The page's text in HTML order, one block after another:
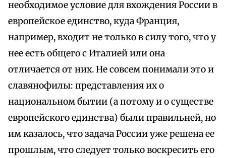
необходимое условие для вхождения России в
европейское единство, куда Франция,
например, входит не только в силу того, что у
нее есть общего с Италией или она
отличается от них. Не совсем понимали это и
славянофилы: представления их о
национальном бытии (а потому и о существе
европейского единства) были правильней, но
им казалось, что задача России уже решена ее
прошлым, что следует только воскресить его